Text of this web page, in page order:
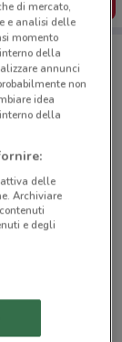
contributors
di mercato,
e analisi delle
momento
della
annunci
non
idea
della
attiva delle
Archiviare
e degli